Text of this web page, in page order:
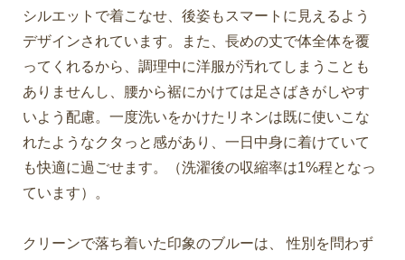
シルエットで着こなせ、後姿もスマートに見えるよう
デザインされています。また、長めの丈で体全体を覆
ってくれるから、調理中に洋服が汚れてしまうことも
ありませんし、腰から裾にかけては足さばきがしやす
いよう配慮。一度洗いをかけたリネンは既に使いこな
れたようなクタっと感があり、一日中身に着けていて
も快適に過ごせます。（洗濯後の収縮率は1%程となっ
ています）。
クリーンで落ち着いた印象のブルーは、 性別を問わず